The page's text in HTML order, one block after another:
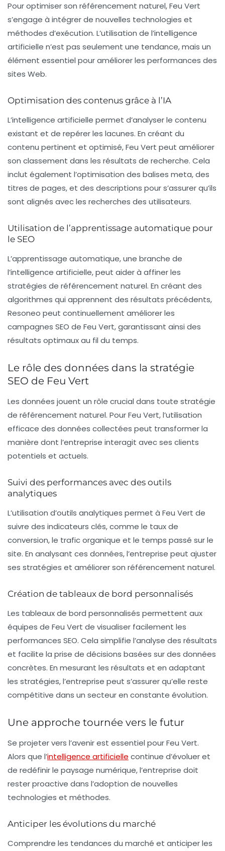
Pour optimiser son référencement naturel, Feu Vert
s’engage à intégrer de nouvelles technologies et
méthodes d’exécution. L’utilisation de l’intelligence
artificielle n’est pas seulement une tendance, mais un
élément essentiel pour améliorer les performances des
sites Web.
Optimisation des contenus grâce à l’IA
L’intelligence artificielle permet d’analyser le contenu
existant et de repérer les lacunes. En créant du
contenu pertinent et optimisé, Feu Vert peut améliorer
son classement dans les résultats de recherche. Cela
inclut également l’optimisation des balises meta, des
titres de pages, et des descriptions pour s’assurer qu’ils
sont alignés avec les recherches des utilisateurs.
Utilisation de l’apprentissage automatique pour
le SEO
L’apprentissage automatique, une branche de
l’intelligence artificielle, peut aider à affiner les
stratégies de référencement naturel. En créant des
algorithmes qui apprennent des résultats précédents,
Resoneo peut continuellement améliorer les
campagnes SEO de Feu Vert, garantissant ainsi des
résultats optimaux au fil du temps.
Le rôle des données dans la stratégie
SEO de Feu Vert
Les données jouent un rôle crucial dans toute stratégie
de référencement naturel. Pour Feu Vert, l’utilisation
efficace des données collectées peut transformer la
manière dont l’entreprise interagit avec ses clients
potentiels et actuels.
Suivi des performances avec des outils
analytiques
L’utilisation d’outils analytiques permet à Feu Vert de
suivre des indicateurs clés, comme le taux de
conversion, le trafic organique et le temps passé sur le
site. En analysant ces données, l’entreprise peut ajuster
ses stratégies et améliorer son référencement naturel.
Création de tableaux de bord personnalisés
Les tableaux de bord personnalisés permettent aux
équipes de Feu Vert de visualiser facilement les
performances SEO. Cela simplifie l’analyse des résultats
et facilite la prise de décisions basées sur des données
concrètes. En mesurant les résultats et en adaptant
les stratégies, l’entreprise peut s’assurer qu’elle reste
compétitive dans un secteur en constante évolution.
Une approche tournée vers le futur
Se projeter vers l’avenir est essentiel pour Feu Vert.
Alors que l’intelligence artificielle continue d’évoluer et
de redéfinir le paysage numérique, l’entreprise doit
rester proactive dans l’adoption de nouvelles
technologies et méthodes.
Anticiper les évolutions du marché
Comprendre les tendances du marché et anticiper les